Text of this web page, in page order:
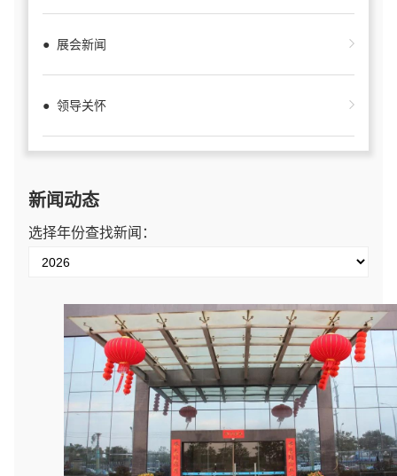
● 展会新闻
● 领导关怀
新闻动态
选择年份查找新闻：